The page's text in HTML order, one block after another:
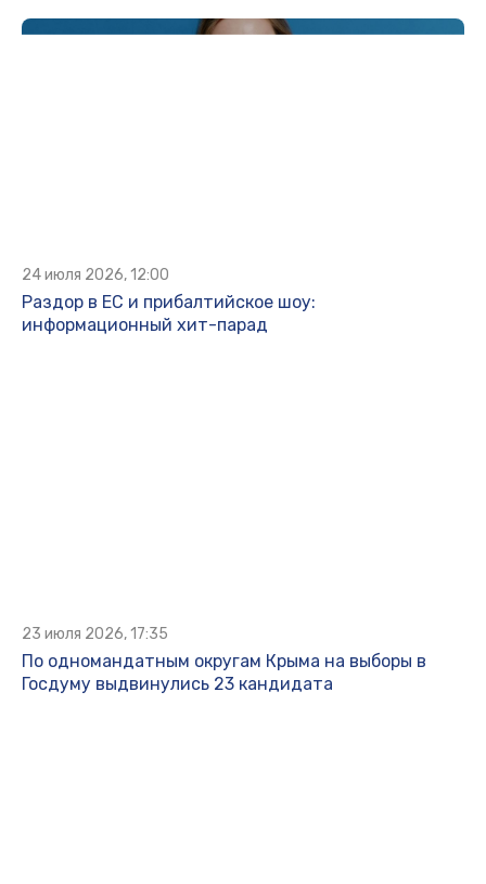
24 июля 2026, 12:00
Раздор в ЕС и прибалтийское шоу:
информационный хит-парад
23 июля 2026, 17:35
По одномандатным округам Крыма на выборы в
Госдуму выдвинулись 23 кандидата